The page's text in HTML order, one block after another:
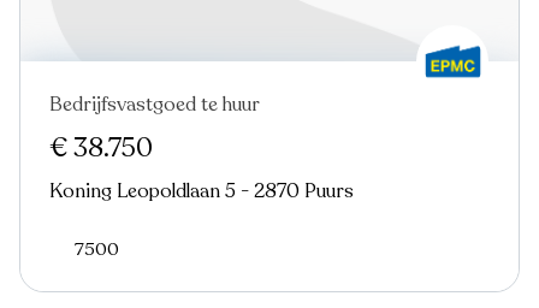
Bedrijfsvastgoed te huur
€ 38.750
Koning Leopoldlaan 5 - 2870 Puurs
7500